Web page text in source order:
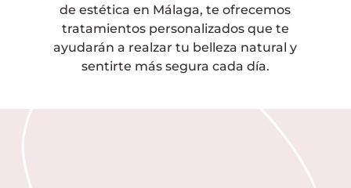
de estética en Málaga, te ofrecemos
tratamientos personalizados que te
ayudarán a realzar tu belleza natural y
sentirte más segura cada día.